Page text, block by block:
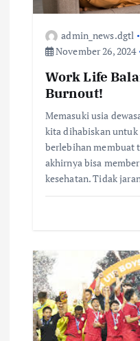
admin_news.dgtl
November 26, 2024
Work Life
Burnout!
Memasuki usia
kita dihabiskan untuk
berlebihan membuat
akhirnya bisa
kesehatan. Tidak